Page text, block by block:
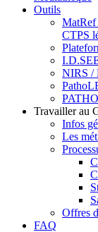
Outils
MatRef
CTPS
NIRS /
Travailler au
Infos
Les
Offres
FAQ